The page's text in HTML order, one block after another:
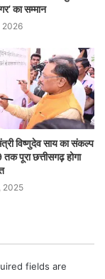
का सम्मान
2026
विष्णुदेव साय का संकल्प
पूरा छत्तीसगढ़ होगा
2025
fields are